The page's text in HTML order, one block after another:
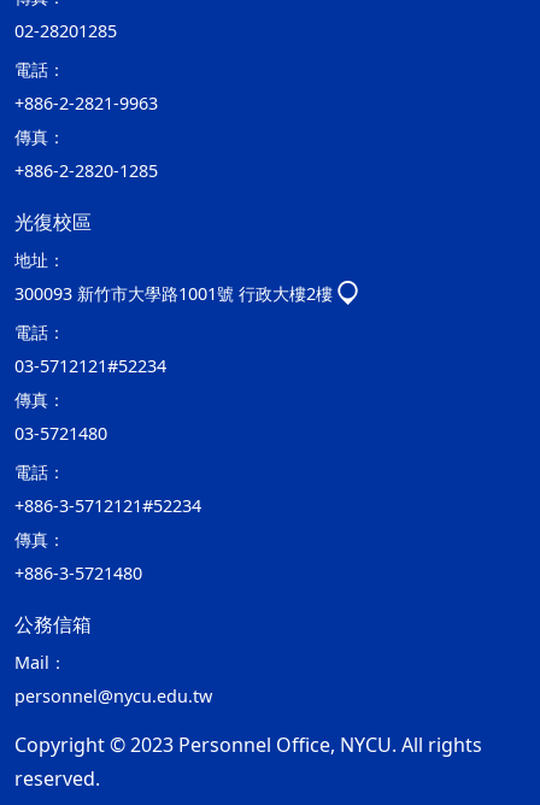
02-28201285
電話：
+886-2-2821-9963
傳真：
+886-2-2820-1285
光復校區
地址：
300093 新竹市大學路1001號 行政大樓2樓
電話：
03-5712121#52234
傳真：
03-5721480
電話：
+886-3-5712121#52234
傳真：
+886-3-5721480
公務信箱
Mail：
personnel@nycu.edu.tw
Copyright © 2023 Personnel Office, NYCU. All rights
reserved.